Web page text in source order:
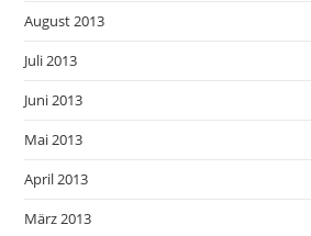
August 2013
Juli 2013
Juni 2013
Mai 2013
April 2013
März 2013